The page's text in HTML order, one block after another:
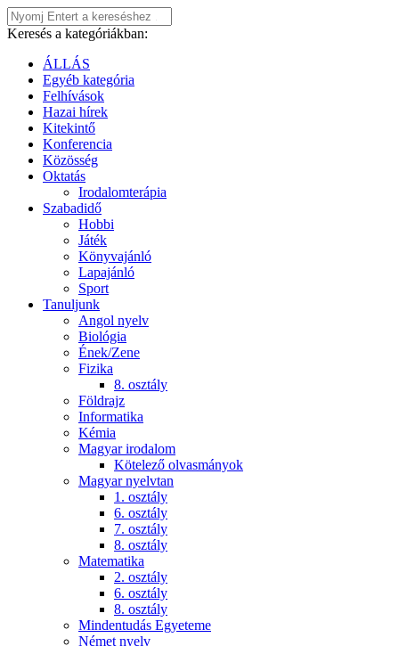
Keresés a kategóriákban:
ÁLLÁS
Egyéb kategória
Felhívások
Hazai hírek
Kitekintő
Konferencia
Közösség
Oktatás
Irodalomterápia
Szabadidő
Hobbi
Játék
Könyvajánló
Lapajánló
Sport
Tanuljunk
Angol nyelv
Biológia
Ének/Zene
Fizika
8. osztály
Földrajz
Informatika
Kémia
Magyar irodalom
Kötelező olvasmányok
Magyar nyelvtan
1. osztály
6. osztály
7. osztály
8. osztály
Matematika
2. osztály
6. osztály
8. osztály
Mindentudás Egyeteme
Német nyelv